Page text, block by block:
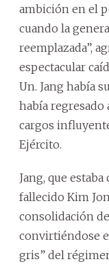
ambición en el
cuando la
reemplazada”,
espectacular
Un. Jang había
había regresado
cargos
Ejército.
Jang, que
fallecido Kim
consolidación
convirtiéndose
gris” del